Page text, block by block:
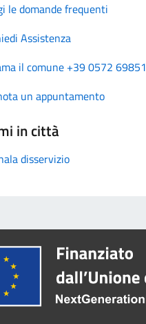
le domande frequenti
Assistenza
il comune +39 0572 69851
un appuntamento
in città
disservizio